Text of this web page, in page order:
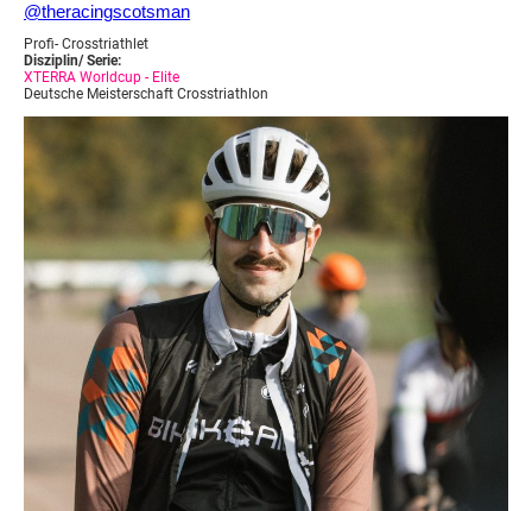
@theracingscotsman
Profi- Crosstriathlet
Disziplin/ Serie:
XTERRA Worldcup - Elite
Deutsche Meisterschaft Crosstriathlon